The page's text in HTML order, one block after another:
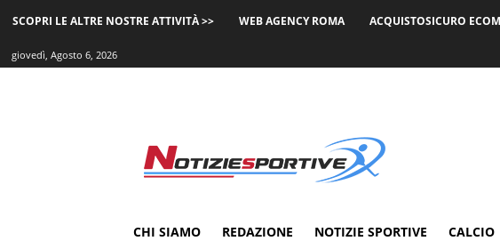
SCOPRI LE ALTRE NOSTRE ATTIVITÀ >> WEB AGENCY ROMA ACQUISTOSICURO
giovedì, Agosto 6, 2026
CHI SIAMO REDAZIONE NOTIZIE SPORTIVE CALCIO